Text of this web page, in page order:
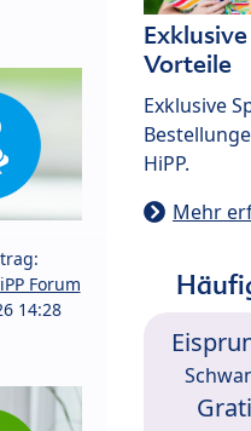
Forum
14:28
Vorteile
Exklusive
HiPP.
Mehr